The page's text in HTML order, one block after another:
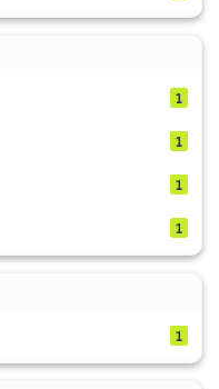
1
1
1
1
1